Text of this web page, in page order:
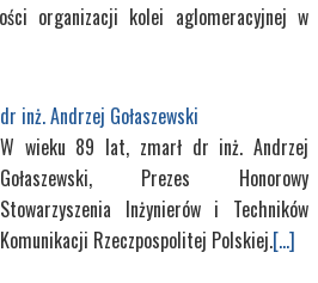
organizacji kolei aglomeracyjnej w
dr inż. Andrzej Gołaszewski
W wieku 89 lat, zmarł dr inż. Andrzej
Gołaszewski, Prezes Honorowy
Stowarzyszenia Inżynierów i Techników
Komunikacji Rzeczpospolitej Polskiej.[...]